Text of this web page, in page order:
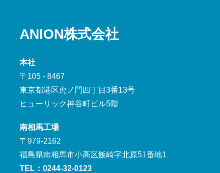
ANION株式会社
本社
〒105 - 8467
東京都港区虎ノ門四丁目3番13号
ヒューリック神谷町ビル5階
南相馬工場
〒979-2162
福島県南相馬市小高区飯崎字北原51番地1
TEL：0244-32-0123